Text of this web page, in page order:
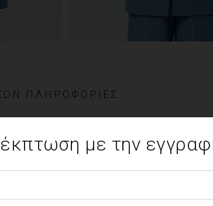
ΠΛΗΡΟΦΟΡΊΕΣ
συνεχίσετε να
με την